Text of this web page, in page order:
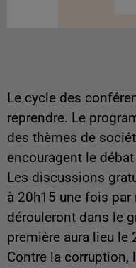
Le cycle des
reprendre. Le
des thèmes de
encouragent le
Les discussions
à 20h15 une fois
dérouleront dans le
première aura lieu le
Contre la corruption,